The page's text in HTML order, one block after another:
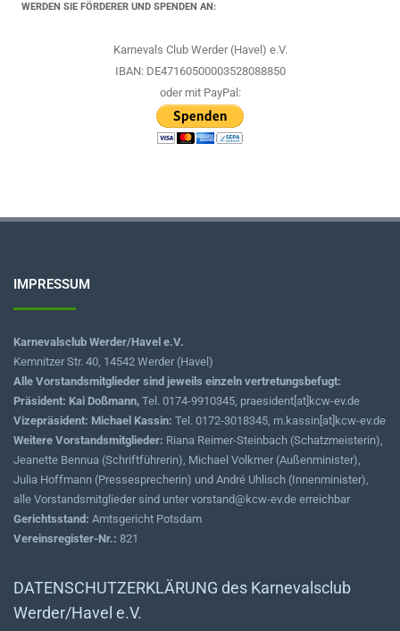
WERDEN SIE FÖRDERER UND SPENDEN AN:
Karnevals Club Werder (Havel) e.V.
IBAN: DE47160500003528088850
oder mit PayPal:
IMPRESSUM
Karnevalsclub Werder/Havel e.V.
Kemnitzer Str. 40, 14542 Werder (Havel)
Alle Vorstandsmitglieder sind jeweils einzeln vertretungsbefugt:
Präsident: Kai Doßmann, Tel. 0174-9910345, praesident[at]kcw-ev.de
Vizepräsident: Michael Kassin: Tel. 0172-3018345, m.kassin[at]kcw-ev.de
Weitere Vorstandsmitglieder: Riana Reimer-Steinbach (Schatzmeisterin),
Jeanette Bennua (Schriftführerin), Michael Volkmer (Außenminister),
Julia Hoffmann (Pressesprecherin) und André Uhlisch (Innenminister),
alle Vorstandsmitglieder sind unter vorstand@kcw-ev.de erreichbar
Gerichtsstand: Amtsgericht Potsdam
Vereinsregister-Nr.: 821
DATENSCHUTZERKLÄRUNG des Karnevalsclub
Werder/Havel e.V.